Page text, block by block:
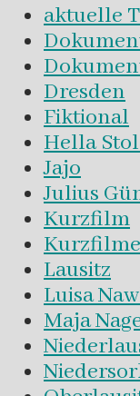
aktuelle
Dresden
Fiktional
Hella
Jajo
Julius
Kurzfilm
Kurzfilme
Lausitz
Luisa
Maja